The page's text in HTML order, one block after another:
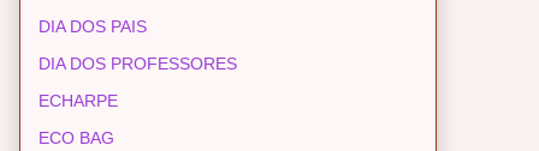
DIA DOS PAIS
DIA DOS PROFESSORES
ECHARPE
ECO BAG